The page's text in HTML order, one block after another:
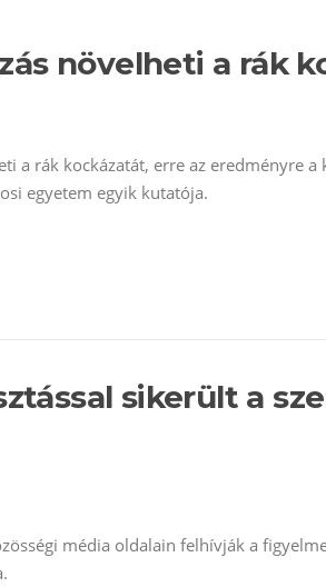
növelheti a rák
a rák kockázatát, erre az eredményre
egyetem egyik kutatója.
sikerült a
média oldalain felhívják a